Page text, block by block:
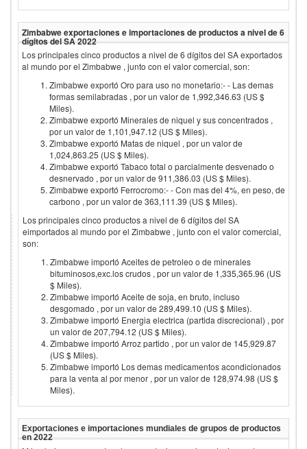
Zimbabweexportaciones e importaciones de productos a nivel de 6
dígitos del SA2022
Los principales cinco productos a nivel de 6 dígitos del SA exportados
al mundo por el Zimbabwe , junto con el valor comercial, son:
Zimbabwe exportó Oro para uso no monetario:- - Las demas
formas semilabradas , por un valor de 1,992,346.63 (US $
Miles).
Zimbabwe exportó Minerales de niquel y sus concentrados ,
por un valor de 1,101,947.12 (US $ Miles).
Zimbabwe exportó Matas de niquel , por un valor de
1,024,863.25 (US $ Miles).
Zimbabwe exportó Tabaco total o parcialmente desvenado o
desnervado , por un valor de 911,386.03 (US $ Miles).
Zimbabwe exportó Ferrocromo:- - Con mas del 4%, en peso, de
carbono , por un valor de 363,111.39 (US $ Miles).
Los principales cinco productos a nivel de 6 dígitos del SA
eimportados al mundo por el Zimbabwe , junto con el valor comercial,
son:
Zimbabwe importó Aceites de petroleo o de minerales
bituminosos,exc.los crudos , por un valor de 1,335,365.96 (US
$ Miles).
Zimbabwe importó Aceite de soja, en bruto, incluso
desgomado , por un valor de 289,499.10 (US $ Miles).
Zimbabwe importó Energia electrica (partida discrecional) , por
un valor de 207,794.12 (US $ Miles).
Zimbabwe importó Arroz partido , por un valor de 145,929.87
(US $ Miles).
Zimbabwe importó Los demas medicamentos acondicionados
para la venta al por menor , por un valor de 128,974.98 (US $
Miles).
Exportaciones e importaciones mundiales de grupos de productos
en 2022